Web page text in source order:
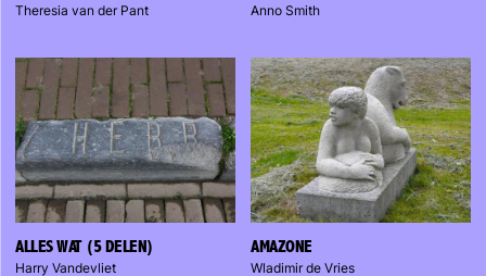
Theresia van der Pant Anno Smith
ALLES WAT (5 DELEN)
Harry Vandevliet
AMAZONE
Wladimir de Vries